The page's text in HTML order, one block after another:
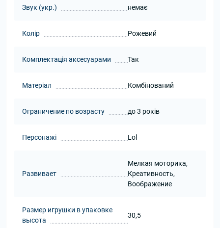
Звук (укр.) немає
Колір Рожевий
Комплектація аксесуарами Так
Матеріал Комбінований
Ограничение по возрасту до 3 років
Персонажі Lol
Развивает
Мелкая моторика,
Креативность,
Воображение
Размер игрушки в упаковке
высота
30,5